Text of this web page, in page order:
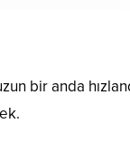
bir anda